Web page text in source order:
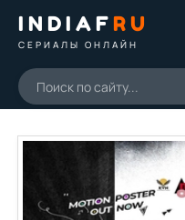
INDIAFRU
СЕРИАЛЫ ОНЛАЙН